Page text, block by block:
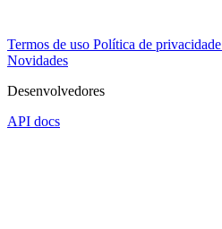
Termos de uso Política de privacidade
Novidades
Desenvolvedores
API docs